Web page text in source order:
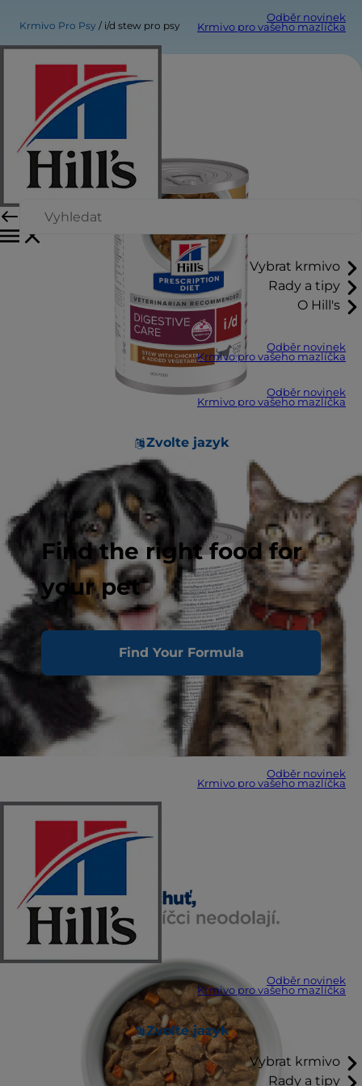
Odběr novinek
Krmivo pro vašeho mazlíčka
Vybrat krmivo
Rady a tipy
O Hill's
Odběr novinek
Krmivo pro vašeho mazlíčka
Odběr novinek
Krmivo pro vašeho mazlíčka
Zvolte jazyk
Find the right food for
your pet
Find Your Formula
Odběr novinek
Krmivo pro vašeho mazlíčka
Odběr novinek
Krmivo pro vašeho mazlíčka
Zvolte jazyk
Vybrat krmivo
Rady a tipy
Krmivo Pro Psy i/d stew pro psy